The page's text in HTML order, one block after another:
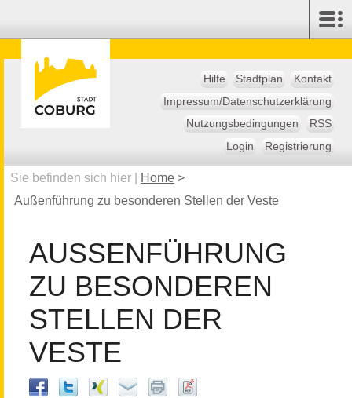
Hilfe Stadtplan
Kontakt
Impressum/Datenschutzerklärung
Nutzungsbedingungen
RSS
Login
Registrierung
Sie befinden sich hier | Home >
Außenführung zu besonderen Stellen der Veste
AUSSENFÜHRUNG Z
U BESONDEREN S
TELLEN DER V
ESTE